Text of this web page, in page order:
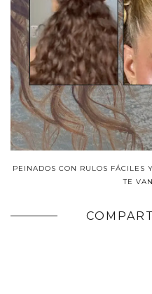
PEINADOS CON RULOS FÁCILES
TE